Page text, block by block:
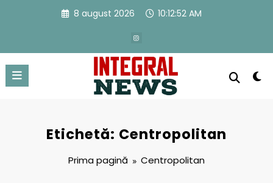
8 august 2026 10:12:53 AM
Etichetă: Centropolitan
Prima pagină Centropolitan